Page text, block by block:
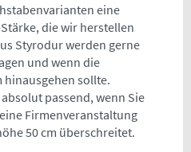
eine
die wir herstellen
Styrodur werden gerne
und wenn die
hinausgehen sollte.
passend, wenn Sie
Firmenveranstaltung
50 cm überschreitet.